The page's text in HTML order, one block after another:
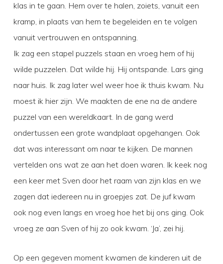
klas in te gaan. Hem over te halen, zoiets, vanuit een
kramp, in plaats van hem te begeleiden en te volgen
vanuit vertrouwen en ontspanning.
Ik zag een stapel puzzels staan en vroeg hem of hij
wilde puzzelen. Dat wilde hij. Hij ontspande. Lars ging
naar huis. Ik zag later wel weer hoe ik thuis kwam. Nu
moest ik hier zijn. We maakten de ene na de andere
puzzel van een wereldkaart. In de gang werd
ondertussen een grote wandplaat opgehangen. Ook
dat was interessant om naar te kijken. De mannen
vertelden ons wat ze aan het doen waren. Ik keek nog
een keer met Sven door het raam van zijn klas en we
zagen dat iedereen nu in groepjes zat. De juf kwam
ook nog even langs en vroeg hoe het bij ons ging. Ook
vroeg ze aan Sven of hij zo ook kwam. ‘Ja’, zei hij.
Op een gegeven moment kwamen de kinderen uit de